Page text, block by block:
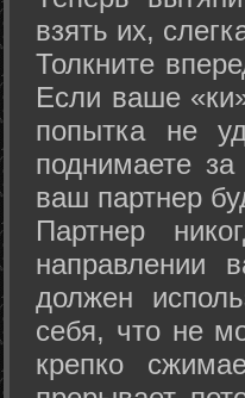
взять их,
Толкните
Если ваше
попытка не
поднимаете
ваш партнер
Партнер
направлении
должен
себя, что не
крепко